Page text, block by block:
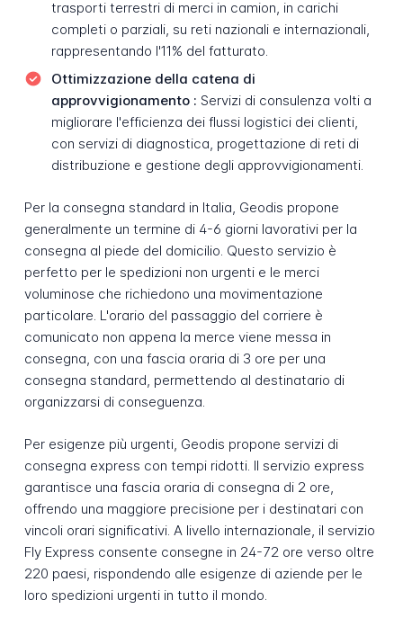
trasporti terrestri di merci in camion, in carichi
completi o parziali, su reti nazionali e internazionali,
rappresentando l'11% del fatturato.
Ottimizzazione della catena di
approvvigionamento : Servizi di consulenza volti a
migliorare l'efficienza dei flussi logistici dei clienti,
con servizi di diagnostica, progettazione di reti di
distribuzione e gestione degli approvvigionamenti.
Per la consegna standard in Italia, Geodis propone
generalmente un termine di 4-6 giorni lavorativi per la
consegna al piede del domicilio. Questo servizio è
perfetto per le spedizioni non urgenti e le merci
voluminose che richiedono una movimentazione
particolare. L'orario del passaggio del corriere è
comunicato non appena la merce viene messa in
consegna, con una fascia oraria di 3 ore per una
consegna standard, permettendo al destinatario di
organizzarsi di conseguenza.
Per esigenze più urgenti, Geodis propone servizi di
consegna express con tempi ridotti. Il servizio express
garantisce una fascia oraria di consegna di 2 ore,
offrendo una maggiore precisione per i destinatari con
vincoli orari significativi. A livello internazionale, il servizio
Fly Express consente consegne in 24-72 ore verso oltre
220 paesi, rispondendo alle esigenze di aziende per le
loro spedizioni urgenti in tutto il mondo.